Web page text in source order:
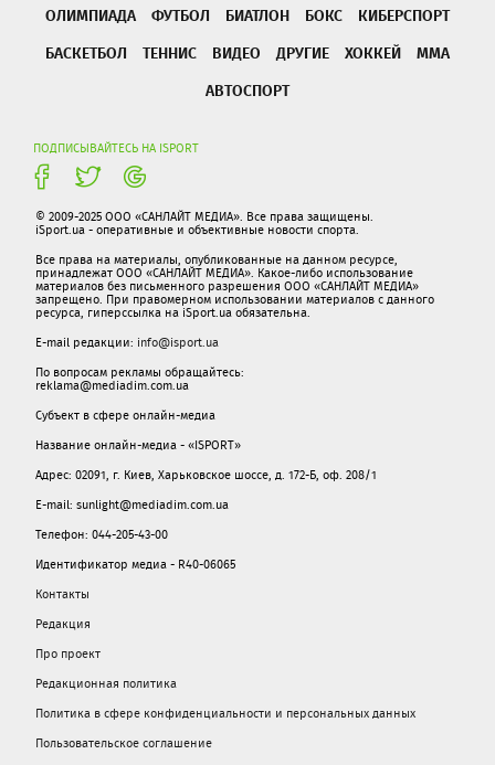
ОЛИМПИАДА ФУТБОЛ БИАТЛОН БОКС
КИБЕРСПОРТ
БАСКЕТБОЛ
ТЕННИС ВИДЕО ДРУГИЕ ХОККЕЙ
ММА
АВТОСПОРТ
ПОДПИСЫВАЙТЕСЬ НА ISPORT
© 2009-2025 ООО «САНЛАЙТ МЕДИА». Все права защищены.
iSport.ua - оперативные и объективные новости спорта.
Все права на материалы, опубликованные на данном ресурсе,
принадлежат ООО «САНЛАЙТ МЕДИА». Какое-либо использование
материалов без письменного разрешения ООО «САНЛАЙТ МЕДИА»
запрещено. При правомерном использовании материалов с данного
ресурса, гиперссылка на iSport.ua обязательна.
E-mail редакции: info@isport.ua
По вопросам рекламы обращайтесь:
reklama@mediadim.com.ua
Субъект в сфере онлайн-медиа
Название онлайн-медиа - «ISPORT»
Адрес: 02091, г. Киев, Харьковское шоссе, д. 172-Б, оф. 208/1
E-mail: sunlight@mediadim.com.ua
Телефон: 044-205-43-00
Идентификатор медиа - R40-06065
Контакты
Редакция
Про проект
Редакционная политика
Политика в сфере конфиденциальности и персональных данных
Пользовательское соглашение